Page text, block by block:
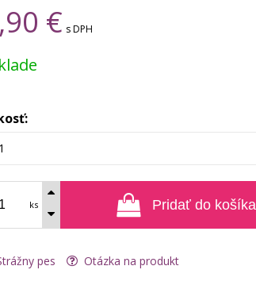
€ s DPH
ks Pridať do košíka
pes Otázka na produkt